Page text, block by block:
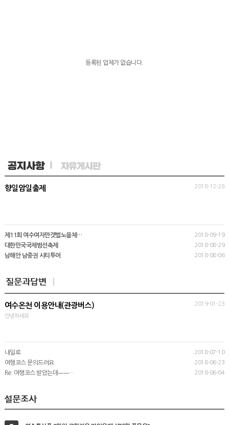
등록된 업체가 없습니다.
향일암일출제 2018-12-28
제11회 여수여자만갯벌노을체… 2018-09-19
대한민국국제범선축제 2018-08-29
남해안 남중권 시티투어 2018-08-06
여수온천 이용안내(관광버스)
안녕하세요
2019-01-23
내일로 2018-07-10
여행코스 문의드려요 2018-06-23
Re: 여행코스 받았는데ㅡㅡ… 2018-06-04